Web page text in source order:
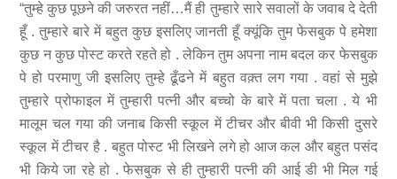
“तुम्हे कुछ पूछने की जरुरत नहीं…मैं ही तुम्हारे सारे सवालों के जवाब दे देती
हूँ . तुम्हारे बारे में बहुत कुछ इसलिए जानती हूँ क्यूंकि तुम फेसबुक पे हमेशा
कुछ न कुछ पोस्ट करते रहते हो . लेकिन तुम अपना नाम बदल कर फेसबुक
पे हो परमाणु जी इसलिए तुम्हे ढूँढने में बहुत वक़्त लग गया . वहां से मुझे
तुम्हारे प्रोफाइल में तुम्हारी पत्नी और बच्चो के बारे में पता चला . ये भी
मालूम चल गया की जनाब किसी स्कूल में टीचर और बीवी भी किसी दुसरे
स्कूल में टीचर है . बहुत पोस्ट भी लिखने लगे हो आज कल और बहुत पसंद
भी किये जा रहे हो . फेसबुक से ही तुम्हारी पत्नी की आई डी भी मिल गई